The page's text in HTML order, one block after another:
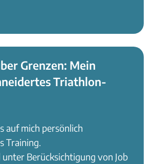
Grenzen: Mein
Triathlon-
auf mich persönlich
Training.
Berücksichtigung von Job